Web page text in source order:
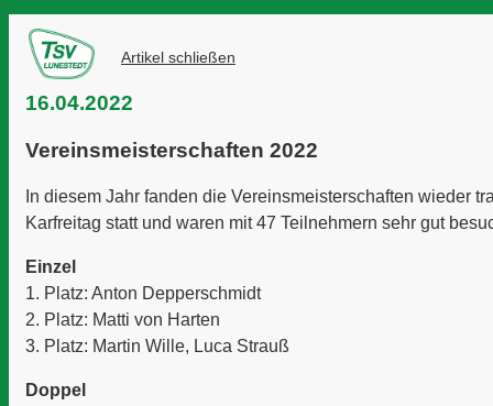
Artikel schließen
16.04.2022
Vereinsmeisterschaften 2022
In diesem Jahr fanden die Vereinsmeisterschaften wieder
Karfreitag statt und waren mit 47 Teilnehmern sehr gut
Einzel
1. Platz: Anton Depperschmidt
2. Platz: Matti von Harten
3. Platz: Martin Wille, Luca Strauß
Doppel